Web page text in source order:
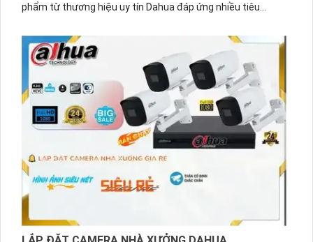
phẩm từ thương hiệu uy tín Dahua đáp ứng nhiều tiêu
này còn được trang bị chức năng thu âm, giúp ghi lại không
chỉ hình ảnh mà còn cả âm thanh trong quá trình giám sát.
Lắp đặt và sử dụng dễ dàng, người dùng có thể theo dõi từ
xa thông qua điện thoại một cách thuận tiện.